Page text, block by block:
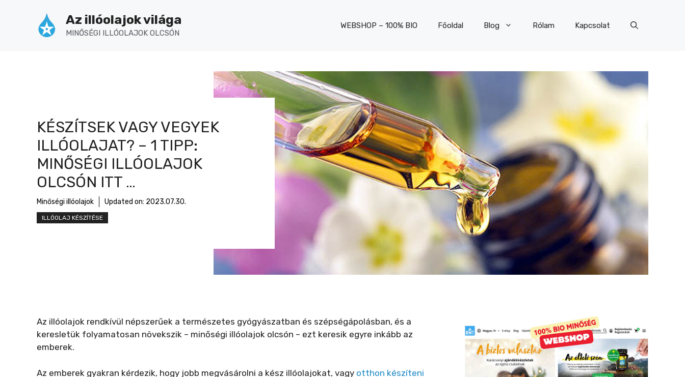
tartalomba
Az illóolajok világa
MINŐSÉGI ILLÓOLAJOK OLCSÓN
WEBSHOP – 100% BIO Főoldal Blog Rólam Kapcsolat
KÉSZÍTSEK VAGY VEGYEK
ILLÓOLAJAT? – 1 TIPP:
MINŐSÉGI ILLÓOLAJOK
OLCSÓN ITT …
Minőségi illóolajok Updated on: 2023.07.30.
ILLÓOLAJ KÉSZÍTÉSE
Az illóolajok rendkívül népszerűek a természetes gyógyászatban és szépségápolásban, és a
keresletük folyamatosan növekszik – minőségi illóolajok olcsón – ezt keresik egyre inkább az
emberek.
Az emberek gyakran kérdezik, hogy jobb megvásárolni a kész illóolajokat, vagy otthon készíteni